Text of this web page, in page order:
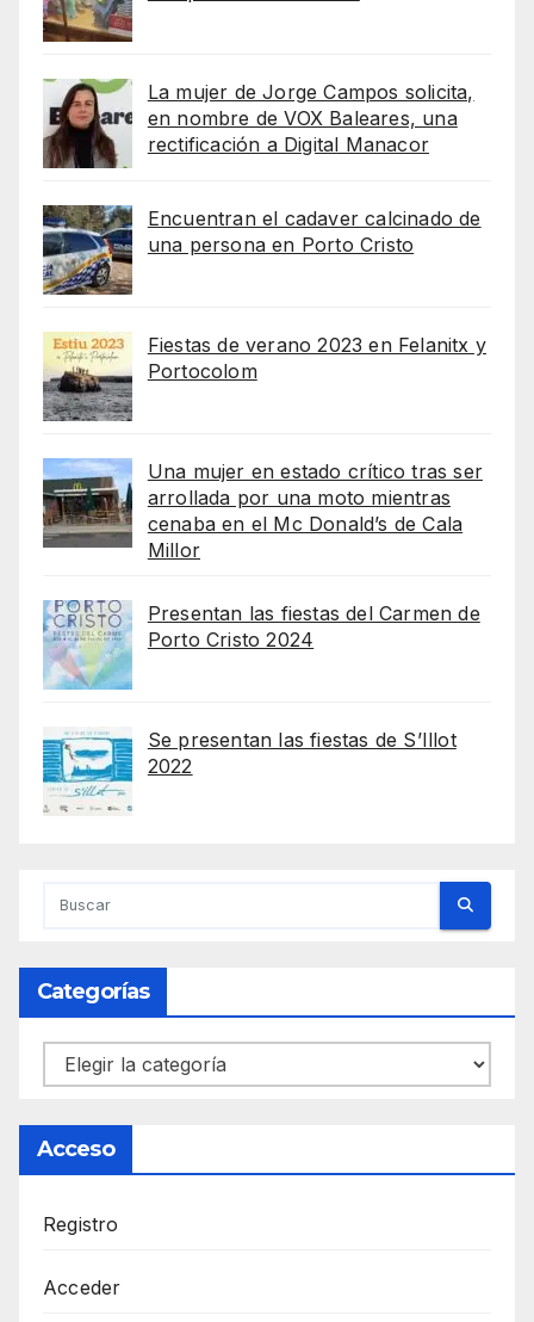
La mujer de Jorge Campos solicita,
en nombre de VOX Baleares, una
rectificación a Digital Manacor
Encuentran el cadaver calcinado de
una persona en Porto Cristo
Fiestas de verano 2023 en Felanitx y
Portocolom
Una mujer en estado crítico tras ser
arrollada por una moto mientras
cenaba en el Mc Donald’s de Cala
Millor
Presentan las fiestas del Carmen de
Porto Cristo 2024
Se presentan las fiestas de S’Illot
2022
Categorías
Categorías
Acceso
Registro
Acceder